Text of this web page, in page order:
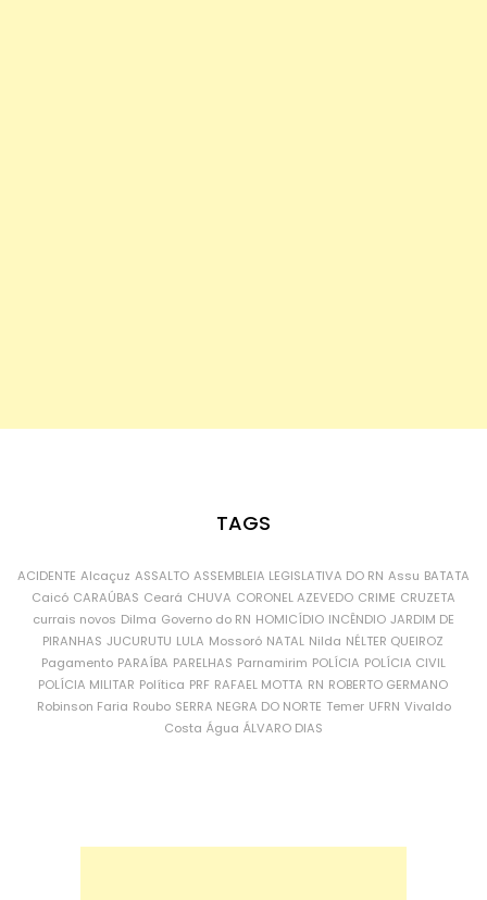
TAGS
ACIDENTE Alcaçuz ASSALTO ASSEMBLEIA LEGISLATIVA DO RN Assu BATATA
Caicó CARAÚBAS Ceará CHUVA CORONEL AZEVEDO CRIME CRUZETA
currais novos Dilma Governo do RN HOMICÍDIO INCÊNDIO JARDIM DE
PIRANHAS JUCURUTU LULA Mossoró NATAL Nilda NÉLTER QUEIROZ
Pagamento PARAÍBA PARELHAS Parnamirim POLÍCIA POLÍCIA CIVIL
POLÍCIA MILITAR Política PRF RAFAEL MOTTA RN ROBERTO GERMANO
Robinson Faria Roubo SERRA NEGRA DO NORTE Temer UFRN Vivaldo
Costa Água ÁLVARO DIAS